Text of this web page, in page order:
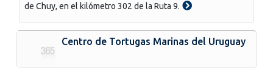
de Chuy, en el kilómetro 302 de la Ruta 9.
Centro de Tortugas Marinas del Uruguay